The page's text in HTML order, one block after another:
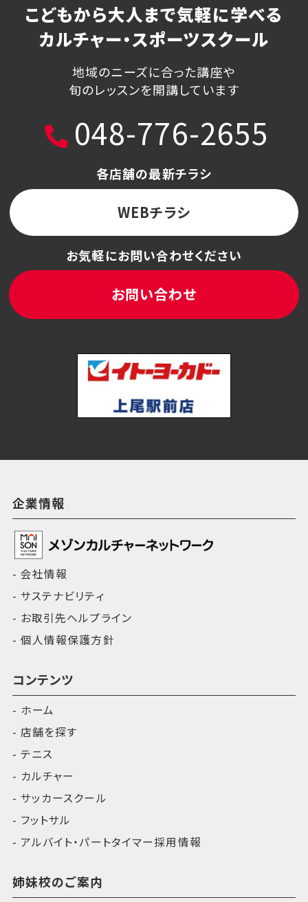
こどもから大人まで気軽に学べる
カルチャー・スポーツスクール
地域のニーズに合った講座や
旬のレッスンを開講しています
048-776-2655
各店舗の最新チラシ
WEBチラシ
お気軽にお問い合わせください
お問い合わせ
企業情報
会社情報
サステナビリティ
お取引先ヘルプライン
個人情報保護方針
コンテンツ
ホーム
店舗を探す
テニス
カルチャー
サッカースクール
フットサル
アルバイト・パートタイマー採用情報
姉妹校のご案内